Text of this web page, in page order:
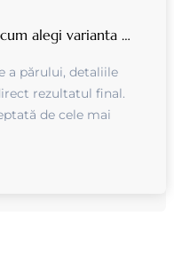
Folie pentru șuvițe: cum alegi varianta potrivită pentru rezultate profesionale
a părului, detaliile
rezultatul final.
de cele mai
sau tehnica